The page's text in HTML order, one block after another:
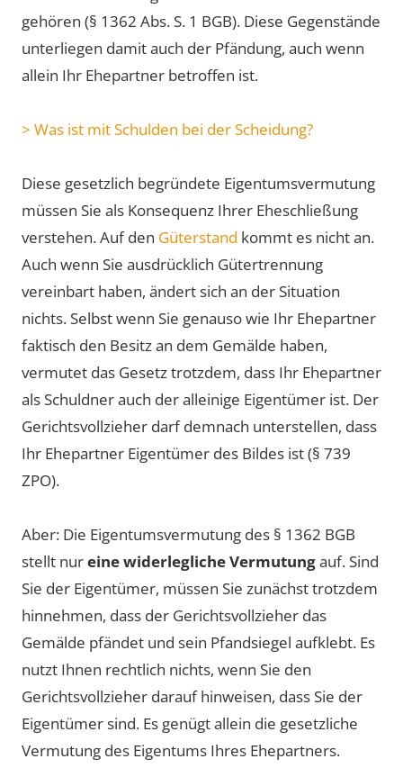
gehören (§ 1362 Abs. S. 1 BGB). Diese Gegenstände
unterliegen damit auch der Pfändung, auch wenn
allein Ihr Ehepartner betroffen ist.
> Was ist mit Schulden bei der Scheidung?
Diese gesetzlich begründete Eigentumsvermutung
müssen Sie als Konsequenz Ihrer Eheschließung
verstehen. Auf den Güterstand kommt es nicht an.
Auch wenn Sie ausdrücklich Gütertrennung
vereinbart haben, ändert sich an der Situation
nichts. Selbst wenn Sie genauso wie Ihr Ehepartner
faktisch den Besitz an dem Gemälde haben,
vermutet das Gesetz trotzdem, dass Ihr Ehepartner
als Schuldner auch der alleinige Eigentümer ist. Der
Gerichtsvollzieher darf demnach unterstellen, dass
Ihr Ehepartner Eigentümer des Bildes ist (§ 739
ZPO).
Aber: Die Eigentumsvermutung des § 1362 BGB
stellt nureine widerlegliche Vermutungauf. Sind
Sie der Eigentümer, müssen Sie zunächst trotzdem
hinnehmen, dass der Gerichtsvollzieher das
Gemälde pfändet und sein Pfandsiegel aufklebt. Es
nutzt Ihnen rechtlich nichts, wenn Sie den
Gerichtsvollzieher darauf hinweisen, dass Sie der
Eigentümer sind. Es genügt allein die gesetzliche
Vermutung des Eigentums Ihres Ehepartners.